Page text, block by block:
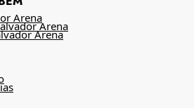
Arena
Arena
Arena